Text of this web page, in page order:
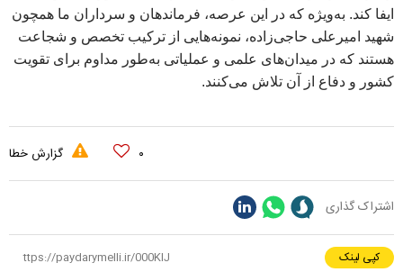
ایفا کند. به‌ویژه که در این عرصه، فرماندهان و سرداران ما همچون
شهید امیرعلی حاجی‌زاده، نمونه‌هایی از ترکیب تخصص و شجاعت
هستند که در میدان‌های علمی و عملیاتی به‌طور مداوم برای تقویت
کشور و دفاع از آن تلاش می‌کنند.
۰ گزارش خطا
اشتراک گذاری
کپی لینک